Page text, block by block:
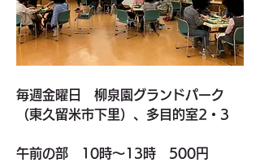
毎週金曜日　柳泉園グランドパーク
（東久留米市下里）、多目的室2・3
午前の部　10時〜13時　500円